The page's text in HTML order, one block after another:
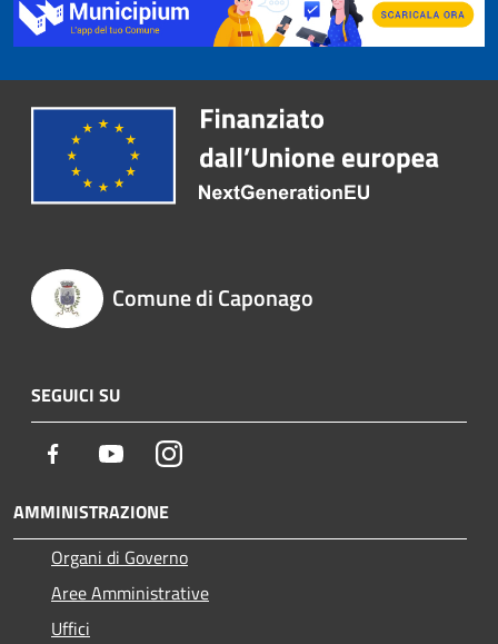
Comune di Caponago
SEGUICI SU
Facebook YoutubeInstagram
AMMINISTRAZIONE
Organi di Governo
Aree Amministrative
Uffici